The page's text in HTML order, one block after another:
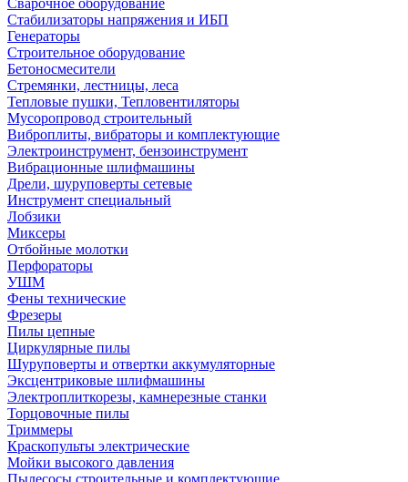
Сварочное оборудование
Стабилизаторы напряжения и ИБП
Генераторы
Строительное оборудование
Бетоносмесители
Стремянки, лестницы, леса
Тепловые пушки, Тепловентиляторы
Мусоропровод строительный
Виброплиты, вибраторы и комплектующие
Электроинструмент, бензоинструмент
Вибрационные шлифмашины
Дрели, шуруповерты сетевые
Инструмент специальный
Лобзики
Миксеры
Отбойные молотки
Перфораторы
УШМ
Фены технические
Фрезеры
Пилы цепные
Циркулярные пилы
Шуруповерты и отвертки аккумуляторные
Эксцентриковые шлифмашины
Электроплиткорезы, камнерезные станки
Торцовочные пилы
Триммеры
Краскопульты электрические
Мойки высокого давления
Пылесосы строительные и комплектующие